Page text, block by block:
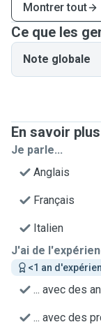
Montrer tout
Ce que les
Note globale
En savoir
Je parle...
Anglais
Français
Italien
J'ai de
<1 an
... avec des
... avec des